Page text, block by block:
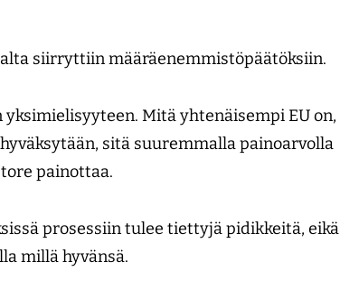
siirryttiin määräenemmistöpäätöksiin.
Mitä yhtenäisempi EU on,
sitä suuremmalla painoarvolla
painottaa.
prosessiin tulee tiettyjä pidikkeitä, eikä
millä hyvänsä.